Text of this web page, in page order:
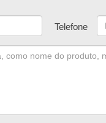
Telefone